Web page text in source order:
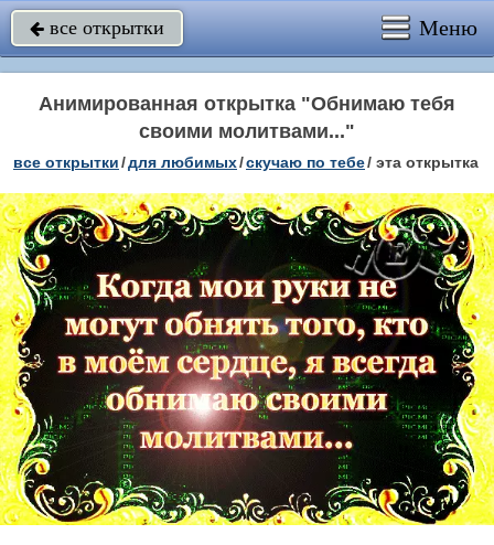
 все открытки Меню
Анимированная открытка "Обнимаю тебя
своими молитвами..."
все открытки/для любимых/скучаю по тебе/ эта открытка